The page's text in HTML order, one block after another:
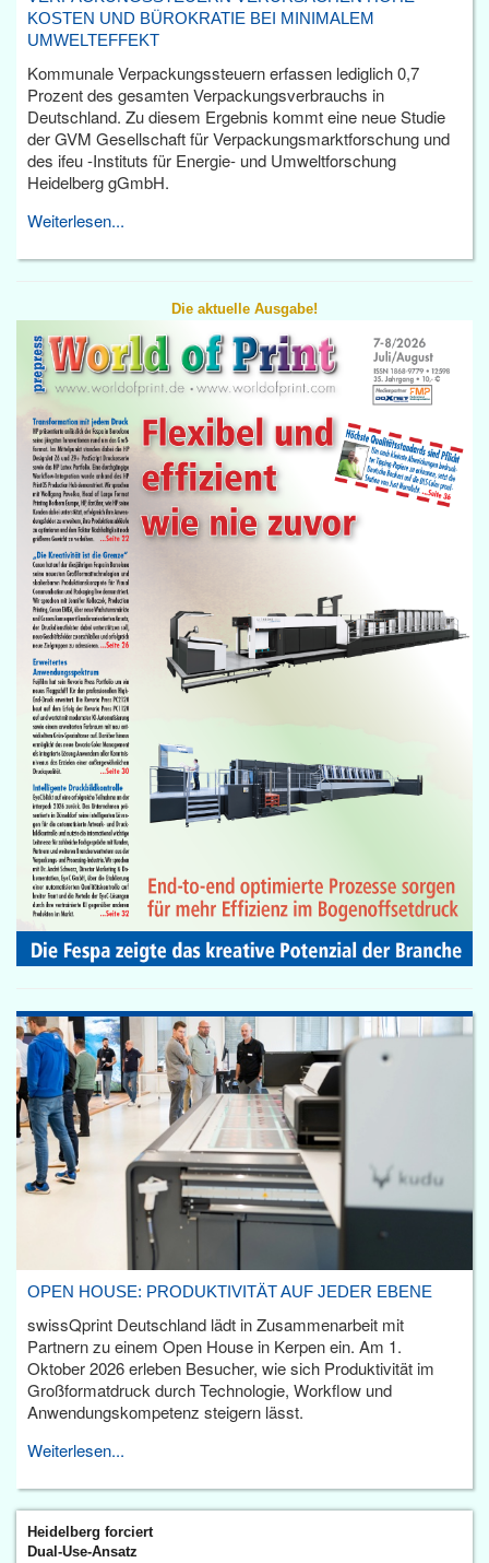
KOSTEN UND BÜROKRATIE BEI MINIMALEM
UMWELTEFFEKT
Kommunale Verpackungssteuern erfassen lediglich 0,7
Prozent des gesamten Verpackungsverbrauchs in
Deutschland. Zu diesem Ergebnis kommt eine neue Studie
der GVM Gesellschaft für Verpackungsmarktforschung und
des ifeu -Instituts für Energie- und Umweltforschung
Heidelberg gGmbH.
Weiterlesen...
Die aktuelle Ausgabe!
OPEN HOUSE: PRODUKTIVITÄT AUF JEDER EBENE
swissQprint Deutschland lädt in Zusammenarbeit mit
Partnern zu einem Open House in Kerpen ein. Am 1.
Oktober 2026 erleben Besucher, wie sich Produktivität im
Großformatdruck durch Technologie, Workflow und
Anwendungskompetenz steigern lässt.
Weiterlesen...
Heidelberg forciert
Dual-Use-Ansatz